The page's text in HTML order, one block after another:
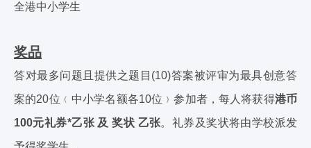
全港中小学生
奖品
答对最多问题且提供之题目(10)答案被评审为最具创意答
案的20位﹙中小学名额各10位﹚参加者，每人将获得港币
100元礼券*乙张 及 奖状 乙张。礼券及奖状将由学校派发